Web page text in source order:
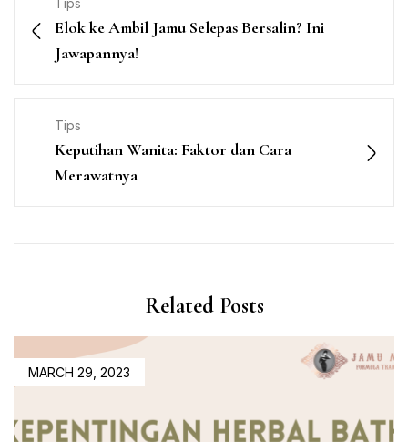
Tips
Elok ke Ambil Jamu Selepas Bersalin? Ini
Jawapannya!
Tips
Keputihan Wanita: Faktor dan Cara
Merawatnya
Related Posts
MARCH 29, 2023